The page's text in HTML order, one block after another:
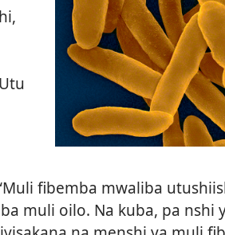
fibemba mwaliba
muli oilo. Na kuba, pa nshi